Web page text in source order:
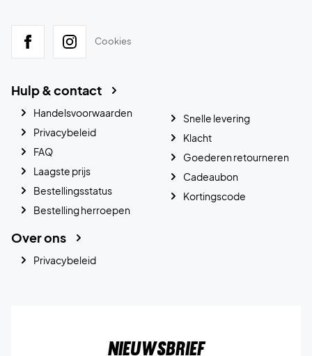
Cookies
Hulp & contact
Handelsvoorwaarden
Privacybeleid
FAQ
Laagste prijs
Bestellingsstatus
Bestelling herroepen
Snelle levering
Klacht
Goederen retourneren
Cadeaubon
Kortingscode
Over ons
Privacybeleid
Nieuwsbrief